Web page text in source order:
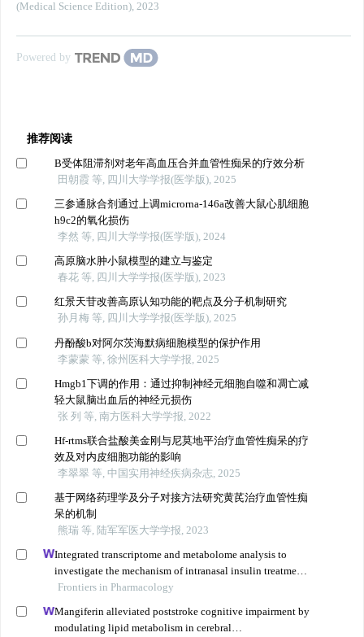
(Medical Science Edition), 2023
Powered by
推荐阅读
Β受体阻滞剂对老年高血压合并血管性痴呆的疗效分析
田朝霞 等, 四川大学学报(医学版), 2025
三参通脉合剂通过上调microrna-146a改善大鼠心肌细胞
h9c2的氧化损伤
李然 等, 四川大学学报(医学版), 2024
高原脑水肿小鼠模型的建立与鉴定
春花 等, 四川大学学报(医学版), 2023
红景天苷改善高原认知功能的靶点及分子机制研究
孙月梅 等, 四川大学学报(医学版), 2025
丹酚酸b对阿尔茨海默病细胞模型的保护作用
李蒙蒙 等, 徐州医科大学学报, 2025
Hmgb1下调的作用：通过抑制神经元细胞自噬和凋亡减
轻大鼠脑出血后的神经元损伤
张 列 等, 南方医科大学学报, 2022
Hf-rtms联合盐酸美金刚与尼莫地平治疗血管性痴呆的疗
效及对内皮细胞功能的影响
李翠翠 等, 中国实用神经疾病杂志, 2025
基于网络药理学及分子对接方法研究黄芪治疗血管性痴
呆的机制
熊瑞 等, 陆军军医大学学报, 2023
Integrated transcriptome and metabolome analysis to
investigate the mechanism of intranasal insulin treatment
in a rat model of vascular dementia
Frontiers in Pharmacology
Mangiferin alleviated poststroke cognitive impairment by
modulating lipid metabolism in cerebral